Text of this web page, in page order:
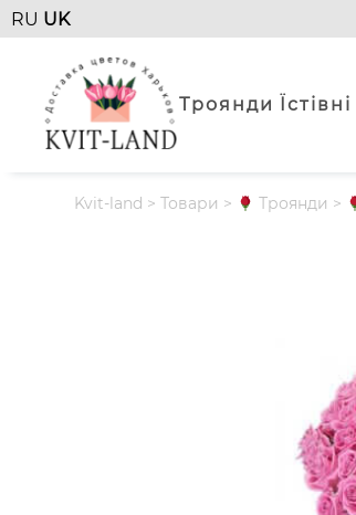
RU UK
Троянди
Kvit-land >Товари > Троянди >